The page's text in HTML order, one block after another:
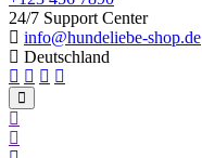
24/7 Support Center
info@hundeliebe-shop.de
Deutschland